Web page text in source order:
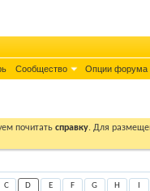
Сообщество Опции форума
почитать справку. Для
C D E F G H